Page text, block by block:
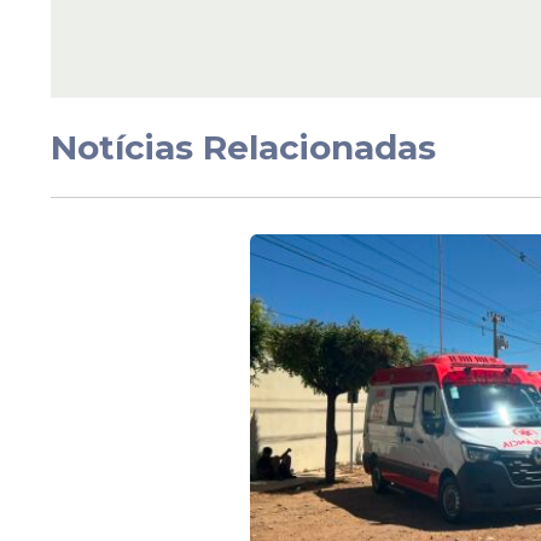
Butantan é suspensa
Ministério da Saúde
duas mortes
Veja Também
Mesmo assim, a Secretaria Estadual de
vacinados nos últimos 21 dias
monitoramento de possíveis reações
Notícias Relacionadas